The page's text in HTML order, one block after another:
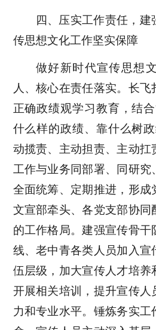
四、压实工作责任，
传思想文化工作坚实保障
做好新时代宣传思想
人、核心在责任落实。长
正确政绩观学习教育，结
什么样的政绩、靠什么树
动揽责、主动担责、主动扛
工作与业务同部署、同研究
全面统筹、定期推进，形成
文宣部牵头、各党支部协同
的工作格局。建强宣传骨干
线、老中青各类人员加入宣
伍层级，加大宣传人才培养
开展相关培训，提升宣传人
力和专业水平。锤炼务实工